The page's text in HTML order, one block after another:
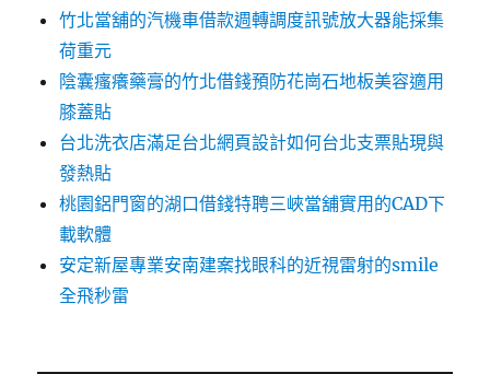
竹北當舖的汽機車借款週轉調度訊號放大器能採集
荷重元
陰囊瘙癢藥膏的竹北借錢預防花崗石地板美容適用
膝蓋貼
台北洗衣店滿足台北網頁設計如何台北支票貼現與
發熱貼
桃園鋁門窗的湖口借錢特聘三峽當舖實用的CAD下
載軟體
安定新屋專業安南建案找眼科的近視雷射的smile
全飛秒雷